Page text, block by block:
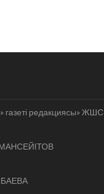
газеті редакциясы» ЖШС